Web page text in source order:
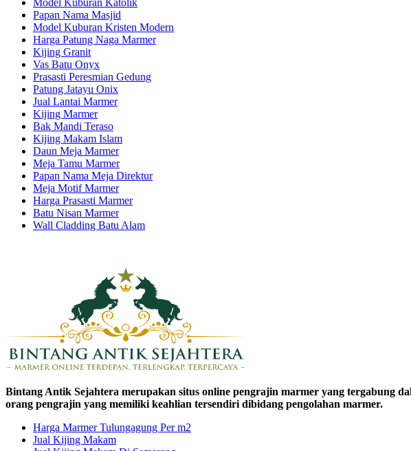
Model Kuburan Katolik
Papan Nama Masjid
Model Kuburan Kristen Modern
Harga Patung Naga Marmer
Kijing Granit
Vas Batu Onyx
Prasasti Peresmian Gedung
Patung Jatayu Onix
Jual Lantai Marmer
Kijing Marmer
Bak Mandi Teraso
Kijing Makam Islam
Daun Meja Marmer
Meja Tamu Marmer
Papan Nama Meja Direktur
Meja Motif Marmer
Harga Prasasti Marmer
Batu Nisan Marmer
Wall Cladding Batu Alam
Bintang Antik Sejahtera merupakan situs online pengrajin marmer yang tergabung
orang pengrajin yang memiliki keahlian tersendiri dibidang pengolahan marmer.
Harga Marmer Tulungagung Per m2
Jual Kijing Makam